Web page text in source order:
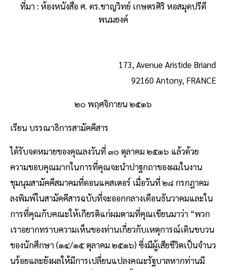
ที่มา : ห้องหนังสือ ศ. ดร.ชาญวิทย์ เกษตรศิริ หอสมุดปรีดี
พนมยงค์
173, Avenue Aristide Briand
92160 Antony, FRANCE
๒๐ พฤศจิกายน ๒๕๑๖
เรียน บรรณาธิการสามัคคีสาร
ได้รับจดหมายของคุณลงวันที่ ๓๐ ตุลาคม ๒๕๑๖ แล้วด้วย
ความขอบคุณมากในการที่คุณจะนําปาฐกถาของผมในงาน
ชุมนุมสามัคคีสมาคมที่ดอนแคสเตอร์ เมื่อวันที่ ๒๘ กรกฎาคม
ลงพิมพ์ในสามัคคีสารฉบับที่จะออกกลางเดือนธันวาคมและใน
การที่คุณกับคณะให้เกียรติแก่ผมตามที่คุณเขียนมาว่า “พวก
เราอยากทราบความเห็นของท่านเกี่ยวกับเหตุการณ์เดินขบวน
ของนักศึกษา (๑๔/๑๕ ตุลาคม ๒๕๑๖) ซึ่งมีผู้เสียชีวิตเป็นจํานว
นร้อยและยังผลให้มีการเปลี่ยนแปลงคณะรัฐบาลหากท่านมี